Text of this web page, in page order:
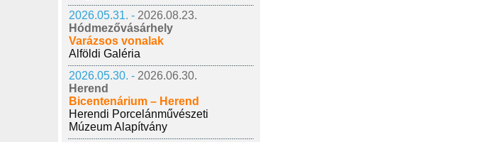
2026.05.31. - 2026.08.23.
Hódmezővásárhely
Varázsos vonalak
Alföldi Galéria
2026.05.30. - 2026.06.30.
Herend
Bicentenárium – Herend
Herendi Porcelánművészeti
Múzeum Alapítvány